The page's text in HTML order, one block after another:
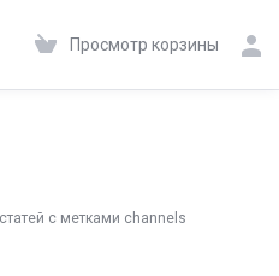
Просмотр корзины
с метками channels